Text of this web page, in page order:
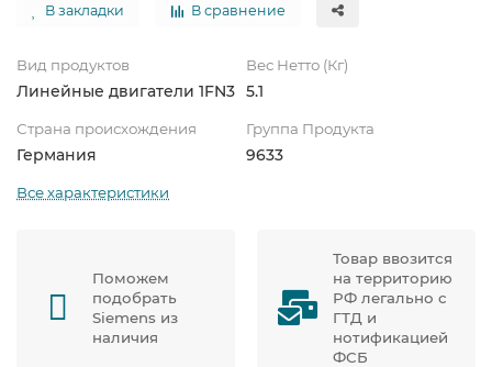
В закладки В сравнение
Вид продуктов
Линейные двигатели 1FN3
Вес Нетто (Кг)
5.1
Страна происхождения
Германия
Группа Продукта
9633
Все характеристики
Поможем
подобрать
Siemens из
наличия
Товар ввозится
на территорию
РФ легально с
ГТД и
нотификацией
ФСБ